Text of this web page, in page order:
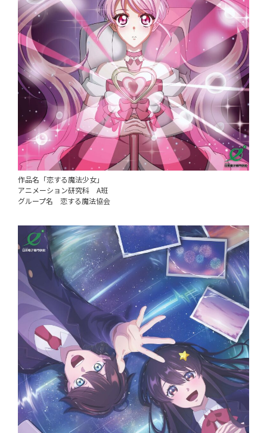
作品名「恋する魔法少女」
アニメーション研究科 A班
グループ名 恋する魔法協会